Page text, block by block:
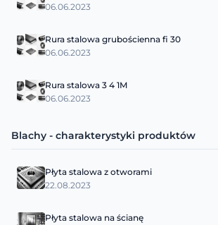
06.06.2023
Rura stalowa grubościenna fi 30
06.06.2023
Rura stalowa 3 4 1M
06.06.2023
Blachy - charakterystyki produktów
Płyta stalowa z otworami
22.08.2023
Płyta stalowa na ścianę